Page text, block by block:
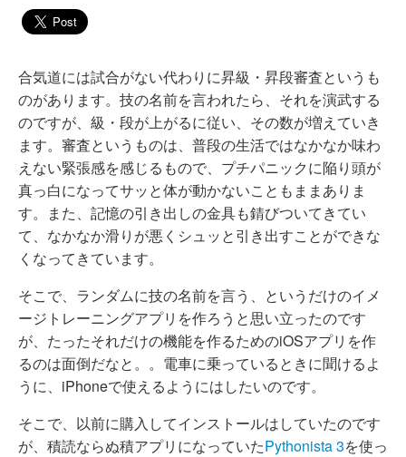
合気道には試合がない代わりに昇級・昇段審査というも
のがあります。技の名前を言われたら、それを演武する
のですが、級・段が上がるに従い、その数が増えていき
ます。審査というものは、普段の生活ではなかなか味わ
えない緊張感を感じるもので、プチパニックに陥り頭が
真っ白になってサッと体が動かないこともままありま
す。また、記憶の引き出しの金具も錆びついてきてい
て、なかなか滑りが悪くシュッと引き出すことができな
くなってきています。
そこで、ランダムに技の名前を言う、というだけのイメ
ージトレーニングアプリを作ろうと思い立ったのです
が、たったそれだけの機能を作るためのiOSアプリを作
るのは面倒だなと。。電車に乗っているときに聞けるよ
うに、iPhoneで使えるようにはしたいのです。
そこで、以前に購入してインストールはしていたのです
が、積読ならぬ積アプリになっていたPythonista 3を使っ